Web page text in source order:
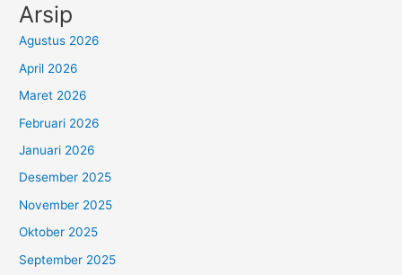
Arsip
Agustus 2026
April 2026
Maret 2026
Februari 2026
Januari 2026
Desember 2025
November 2025
Oktober 2025
September 2025